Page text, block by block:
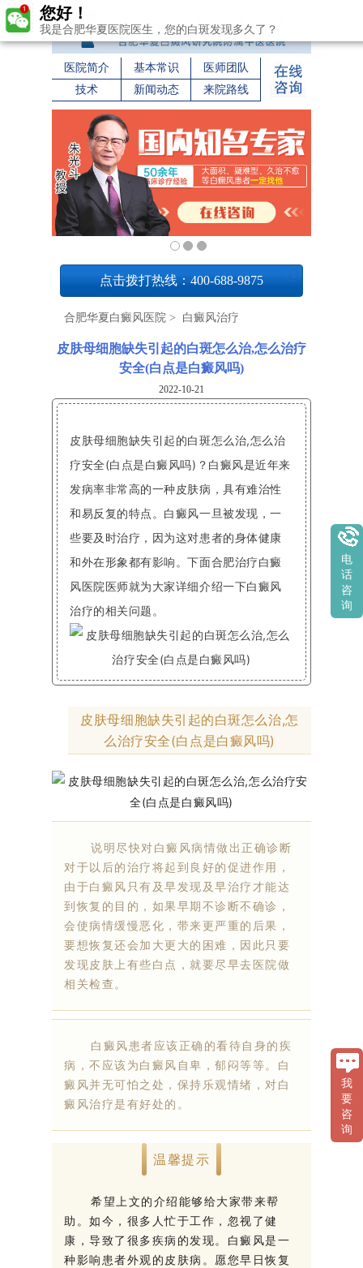
医院简介 基本常识
医师团队
技术
新闻动态 来院路线
点击拨打热线：400-688-9875
合肥华夏白癜风医院 > 白癜风治疗
皮肤母细胞缺失引起的白斑怎么治,怎么治疗
安全(白点是白癜风吗)
2022-10-21
皮肤母细胞缺失引起的白斑怎么治,怎么治
疗安全(白点是白癜风吗)？白癜风是近年来
发病率非常高的一种皮肤病，具有难治性
和易反复的特点。白癜风一旦被发现，一
些要及时治疗，因为这对患者的身体健康
和外在形象都有影响。下面合肥治疗白癜
风医院医师就为大家详细介绍一下白癜风
治疗的相关问题。
皮肤母细胞缺失引起的白斑怎么治,怎
么治疗安全(白点是白癜风吗)
说明尽快对白癜风病情做出正确诊断
对于以后的治疗将起到良好的促进作用，
由于白癜风只有及早发现及早治疗才能达
到恢复的目的，如果早期不诊断不确诊，
会使病情缓慢恶化，带来更严重的后果，
要想恢复还会加大更大的困难，因此只要
发现皮肤上有些白点，就要尽早去医院做
相关检查。
白癜风患者应该正确的看待自身的疾
病，不应该为白癜风自卑，郁闷等等。白
癜风并无可怕之处，保持乐观情绪，对白
癜风治疗是有好处的。
温馨提示
希望上文的介绍能够给大家带来帮
助。如今，很多人忙于工作，忽视了健
康，导致了很多疾病的发现。白癜风是一
种影响患者外观的皮肤病。愿您早日恢复
您好！
我是合肥华夏医院医生，您的白斑发现多久了？
我
要
咨
询
电
话
咨
询